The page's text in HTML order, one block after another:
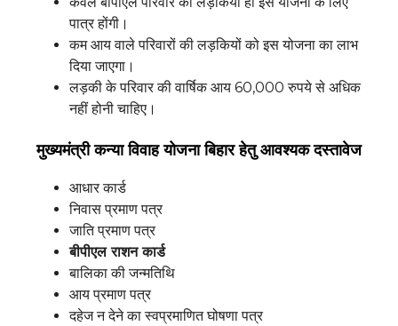
पात्र होंगी।
कम आय वाले परिवारों की लड़कियों को इस योजना का लाभ
दिया जाएगा।
लड़की के परिवार की वार्षिक आय 60,000 रुपये से अधिक
नहीं होनी चाहिए।
मुख्यमंत्री कन्या विवाह योजना बिहार हेतु आवश्यक दस्तावेज
आधार कार्ड
निवास प्रमाण पत्र
जाति प्रमाण पत्र
बीपीएल राशन कार्ड
बालिका की जन्मतिथि
आय प्रमाण पत्र
दहेज न देने का स्वप्रमाणित घोषणा पत्र